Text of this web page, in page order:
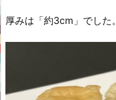
厚みは「約3cm」でした。